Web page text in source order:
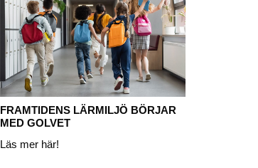
FRAMTIDENS LÄRMILJÖ BÖRJAR
MED GOLVET
Läs mer här!